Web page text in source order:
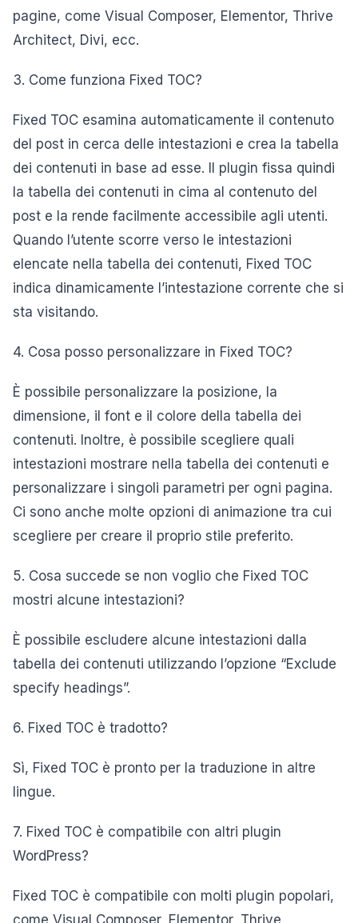
pagine, come Visual Composer, Elementor, Thrive
Architect, Divi, ecc.
3. Come funziona Fixed TOC?
Fixed TOC esamina automaticamente il contenuto
del post in cerca delle intestazioni e crea la tabella
dei contenuti in base ad esse. Il plugin fissa quindi
la tabella dei contenuti in cima al contenuto del
post e la rende facilmente accessibile agli utenti.
Quando l’utente scorre verso le intestazioni
elencate nella tabella dei contenuti, Fixed TOC
indica dinamicamente l’intestazione corrente che si
sta visitando.
4. Cosa posso personalizzare in Fixed TOC?
È possibile personalizzare la posizione, la
dimensione, il font e il colore della tabella dei
contenuti. Inoltre, è possibile scegliere quali
intestazioni mostrare nella tabella dei contenuti e
personalizzare i singoli parametri per ogni pagina.
Ci sono anche molte opzioni di animazione tra cui
scegliere per creare il proprio stile preferito.
5. Cosa succede se non voglio che Fixed TOC
mostri alcune intestazioni?
È possibile escludere alcune intestazioni dalla
tabella dei contenuti utilizzando l’opzione “Exclude
specify headings”.
6. Fixed TOC è tradotto?
Sì, Fixed TOC è pronto per la traduzione in altre
lingue.
7. Fixed TOC è compatibile con altri plugin
WordPress?
Fixed TOC è compatibile con molti plugin popolari,